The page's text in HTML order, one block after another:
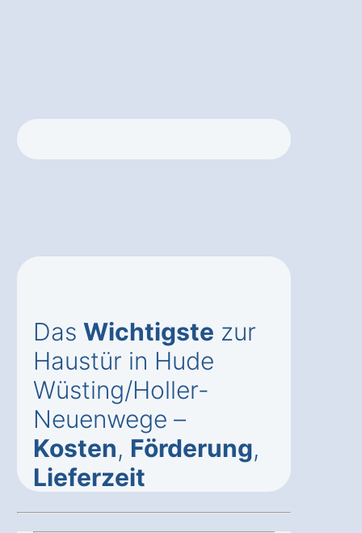
Das Wichtigste zur
Haustür in Hude
Wüsting/Holler-
Neuenwege –
Kosten, Förderung,
Lieferzeit